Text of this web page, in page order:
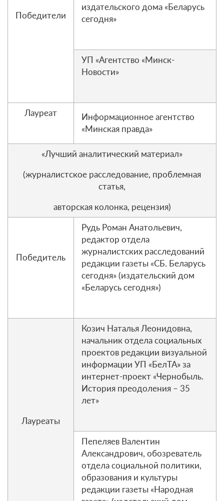
Победители
издательского дома «Беларусь
сегодня»
УП «Агентство «Минск-
Новости»
Лауреат
Информационное агентство
«Минская правда»
«Лучший аналитический материал»
(журналистское расследование, проблемная
статья,
авторская колонка, рецензия)
Победитель
Рудь Роман Анатольевич,
редактор отдела
журналистских расследований
редакции газеты «СБ. Беларусь
сегодня» (издательский дом
«Беларусь сегодня»)
Лауреаты
Козич Наталья Леонидовна,
начальник отдела социальных
проектов редакции визуальной
информации УП «БелТА» за
интернет-проект «Чернобыль.
История преодоления – 35
лет»
Пепеляев Валентин
Александрович, обозреватель
отдела социальной политики,
образования и культуры
редакции газеты «Народная